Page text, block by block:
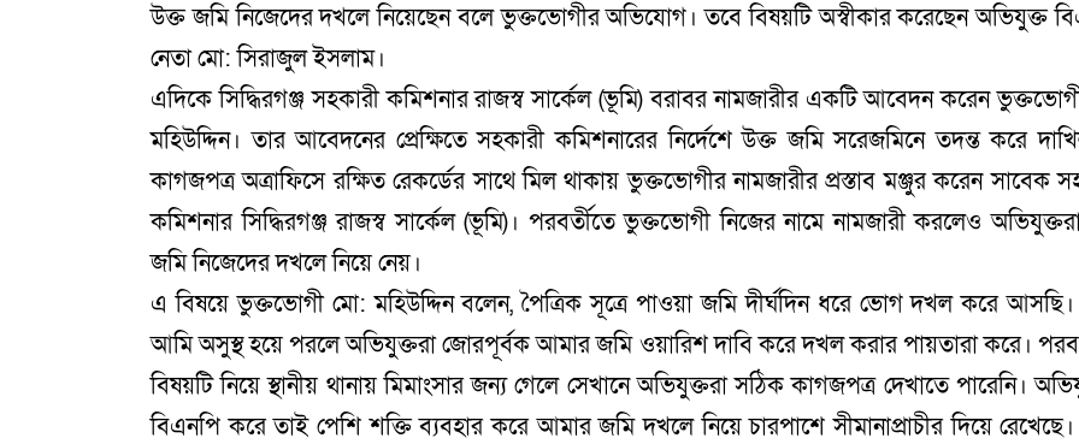
উক্ত জমি নিজেদের দখলে নিয়েছেন বলে ভুক্তভোগীর অভিযোগ। তবে বিষয়টি অস্বীকার করেছেন অভিযুক্ত
নেতা মো: সিরাজুল ইসলাম।
এদিকে সিদ্ধিরগঞ্জ সহকারী কমিশনার রাজস্ব সার্কেল (ভূমি) বরাবর নামজারীর একটি আবেদন করেন
মহিউদ্দিন। তার আবেদনের প্রেক্ষিতে সহকারী কমিশনারের নির্দেশে উক্ত জমি সরেজমিনে তদন্ত করে
কাগজপত্র অত্রাফিসে রক্ষিত রেকর্ডের সাথে মিল থাকায় ভুক্তভোগীর নামজারীর প্রস্তাব মঞ্জুর করেন সাবেক
কমিশনার সিদ্ধিরগঞ্জ রাজস্ব সার্কেল (ভূমি)। পরবর্তীতে ভুক্তভোগী নিজের নামে নামজারী করলেও
জমি নিজেদের দখলে নিয়ে নেয়।
এ বিষয়ে ভুক্তভোগী মো: মহিউদ্দিন বলেন, পৈত্রিক সূত্রে পাওয়া জমি দীর্ঘদিন ধরে ভোগ দখল করে আসছি।
আমি অসুস্থ হয়ে পরলে অভিযুক্তরা জোরপূর্বক আমার জমি ওয়ারিশ দাবি করে দখল করার পায়তারা করে।
বিষয়টি নিয়ে স্থানীয় থানায় মিমাংসার জন্য গেলে সেখানে অভিযুক্তরা সঠিক কাগজপত্র দেখাতে পারেনি।
বিএনপি করে তাই পেশি শক্তি ব্যবহার করে আমার জমি দখলে নিয়ে চারপাশে সীমানাপ্রাচীর দিয়ে